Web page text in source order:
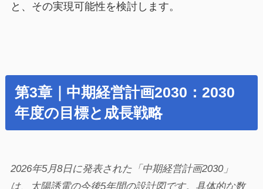
と、その実現可能性を検討します。
第3章｜中期経営計画2030：2030
年度の目標と成長戦略
2026年5月8日に発表された「中期経営計画2030」
は、太陽誘電の今後5年間の設計図です。具体的な数